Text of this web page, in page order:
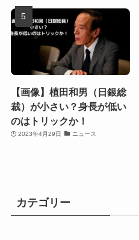
【画像】植田和男（日銀総
裁）が小さい？身長が低い
のはトリックか！
2023年4月29日 ニュース
カテゴリー